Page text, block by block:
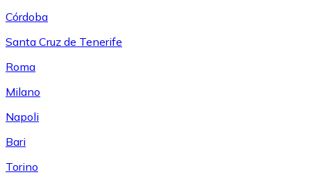
Córdoba
Santa Cruz de Tenerife
Roma
Milano
Napoli
Bari
Torino